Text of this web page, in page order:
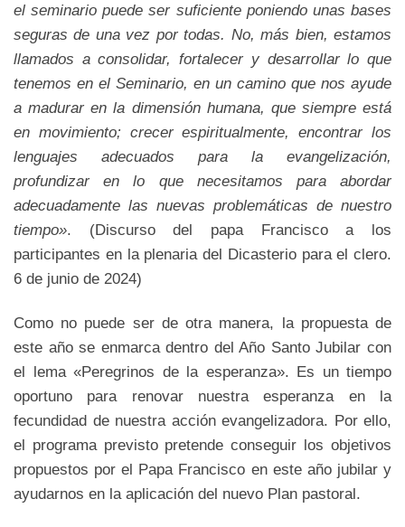
el seminario puede ser suficiente poniendo unas bases
seguras de una vez por todas. No, más bien, estamos
llamados a consolidar, fortalecer y desarrollar lo que
tenemos en el Seminario, en un camino que nos ayude
a madurar en la dimensión humana, que siempre está
en movimiento; crecer espiritualmente, encontrar los
lenguajes adecuados para la evangelización,
profundizar en lo que necesitamos para abordar
adecuadamente las nuevas problemáticas de nuestro
tiempo». (Discurso del papa Francisco a los
participantes en la plenaria del Dicasterio para el clero.
6 de junio de 2024)
Como no puede ser de otra manera, la propuesta de
este año se enmarca dentro del Año Santo Jubilar con
el lema «Peregrinos de la esperanza». Es un tiempo
oportuno para renovar nuestra esperanza en la
fecundidad de nuestra acción evangelizadora. Por ello,
el programa previsto pretende conseguir los objetivos
propuestos por el Papa Francisco en este año jubilar y
ayudarnos en la aplicación del nuevo Plan pastoral.